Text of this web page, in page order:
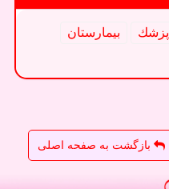
پزشك
بیمارستان
بازگشت به صفحه اصلی